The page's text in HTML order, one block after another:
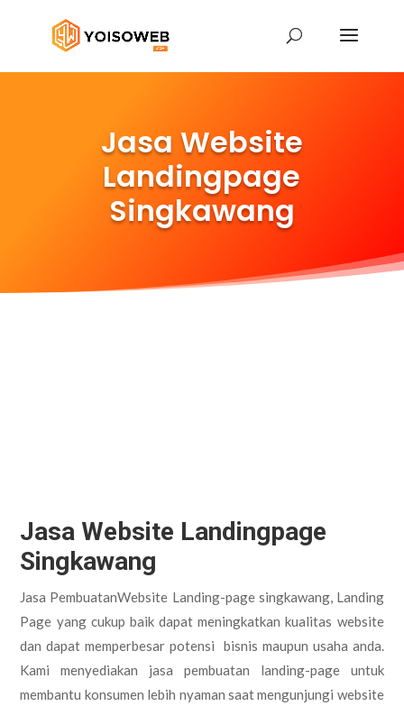
Jasa Website
Landingpage
Singkawang
Jasa Website Landingpage
Singkawang
Jasa PembuatanWebsite Landing-page singkawang, Landing
Page yang cukup baik dapat meningkatkan kualitas website
dan dapat memperbesar potensi bisnis maupun usaha anda.
Kami menyediakan jasa pembuatan landing-page untuk
membantu konsumen lebih nyaman saat mengunjungi website